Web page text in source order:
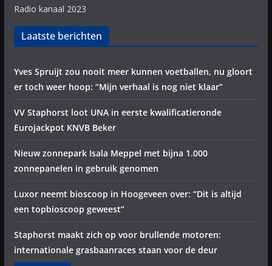
Radio kanaal 2023
Laatste berichten
Yves Spruijt zou nooit meer kunnen voetballen, nu gloort
er toch weer hoop: “Mijn verhaal is nog niet klaar”
VV Staphorst loot UNA in eerste kwalificatieronde
Eurojackpot KNVB Beker
Nieuw zonnepark Isala Meppel met bijna 1.000
zonnepanelen in gebruik genomen
Luxor neemt bioscoop in Hoogeveen over: “Dit is altijd
een topbioscoop geweest”
Staphorst maakt zich op voor brullende motoren:
internationale grasbaanraces staan voor de deur